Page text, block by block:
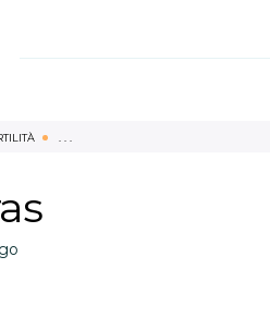
. . .